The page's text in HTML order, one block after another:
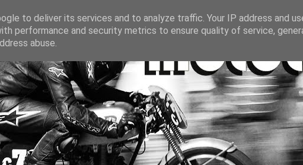
to deliver its services and to analyze traffic. Your IP address and
performance and security metrics to ensure quality of service,
abuse.